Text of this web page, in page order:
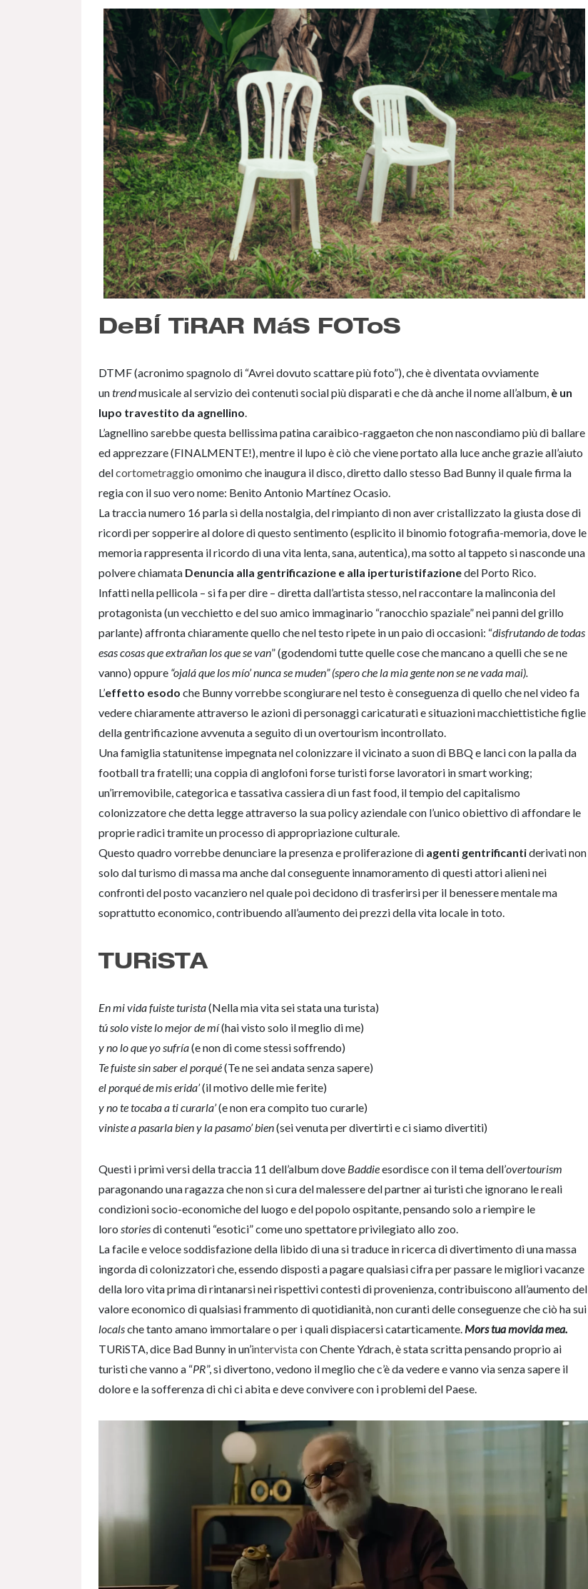
DeBÍ TiRAR MáS FOToS
DTMF (acronimo spagnolo di “Avrei dovuto scattare più foto”), che è diventata ovviamente
untrendmusicale al servizio dei contenuti social più disparati e che dà anche il nome all’album, è un
lupo travestito da agnellino.
L’agnellino sarebbe questa bellissima patina caraibico-raggaeton che non nascondiamo più di ballare
ed apprezzare (FINALMENTE!), mentre il lupo è ciò che viene portato alla luce anche grazie all’aiuto
delcortometraggio omonimo che inaugura il disco, diretto dallo stesso Bad Bunny il quale firma la
regia con il suo vero nome: Benito Antonio Martínez Ocasio.
La traccia numero 16 parla sì della nostalgia, del rimpianto di non aver cristallizzato la giusta dose di
ricordi per sopperire al dolore di questo sentimento (esplicito il binomio fotografia-memoria, dove le
memoria rappresenta il ricordo di una vita lenta, sana, autentica), ma sotto al tappeto si nasconde una
polvere chiamata Denuncia alla gentrificazione e alla iperturistifazionedel Porto Rico.
Infatti nella pellicola – si fa per dire – diretta dall’artista stesso, nel raccontare la malinconia del
protagonista (un vecchietto e del suo amico immaginario “ranocchio spaziale” nei panni del grillo
parlante) affronta chiaramente quello che nel testo ripete in un paio di occasioni: “disfrutando de todas
esas cosas que extrañan los que se van” (godendomi tutte quelle cose che mancano a quelli che se ne
vanno) oppure “ojalá que los mío’ nunca se muden” (spero che la mia gente non se ne vada mai).
L’effetto esodo che Bunny vorrebbe scongiurare nel testo è conseguenza di quello che nel video fa
vedere chiaramente attraverso le azioni di personaggi caricaturati e situazioni macchiettistiche figlie
della gentrificazione avvenuta a seguito di un overtourism incontrollato.
Una famiglia statunitense impegnata nel colonizzare il vicinato a suon di BBQ e lanci con la palla da
football tra fratelli; una coppia di anglofoni forse turisti forse lavoratori in smart working;
un’irremovibile, categorica e tassativa cassiera di un fast food, il tempio del capitalismo
colonizzatore che detta legge attraverso la sua policy aziendale con l’unico obiettivo di affondare le
proprie radici tramite un processo di appropriazione culturale.
Questo quadro vorrebbe denunciare la presenza e proliferazione di agenti gentrificantiderivati non
solo dal turismo di massa ma anche dal conseguente innamoramento di questi attori alieni nei
confronti del posto vacanziero nel quale poi decidono di trasferirsi per il benessere mentale ma
soprattutto economico, contribuendo all’aumento dei prezzi della vita locale in toto.
TURiSTA
En mi vida fuiste turista(Nella mia vita sei stata una turista)
tú solo viste lo mejor de mí(hai visto solo il meglio di me)
y no lo que yo sufría(e non di come stessi soffrendo)
Te fuiste sin saber el porqué(Te ne sei andata senza sapere)
el porqué de mis erida’(il motivo delle mie ferite)
y no te tocaba a ti curarla’(e non era compito tuo curarle)
viniste a pasarla bien y la pasamo’ bien(sei venuta per divertirti e ci siamo divertiti)
Questi i primi versi della traccia 11 dell’album dove Baddieesordisce con il tema dell’overtourism
paragonando una ragazza che non si cura del malessere del partner ai turisti che ignorano le reali
condizioni socio-economiche del luogo e del popolo ospitante, pensando solo a riempire le
loro storiesdi contenuti “esotici” come uno spettatore privilegiato allo zoo.
La facile e veloce soddisfazione della libido di una si traduce in ricerca di divertimento di una massa
ingorda di colonizzatori che, essendo disposti a pagare qualsiasi cifra per passare le migliori vacanze
della loro vita prima di rintanarsi nei rispettivi contesti di provenienza, contribuiscono all’aumento del
valore economico di qualsiasi frammento di quotidianità, non curanti delle conseguenze che ciò ha sui
localsche tanto amano immortalare o per i quali dispiacersi catarticamente. Mors tua movida mea.
TURiSTA, dice Bad Bunny in un’intervistacon Chente Ydrach, è stata scritta pensando proprio ai
turisti che vanno a “PR”, si divertono, vedono il meglio che c’è da vedere e vanno via senza sapere il
dolore e la sofferenza di chi ci abita e deve convivere con i problemi del Paese.